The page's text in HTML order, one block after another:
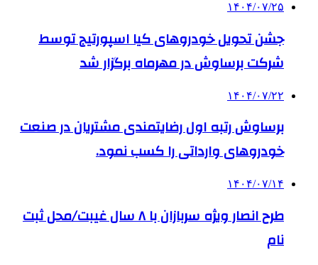
۱۴۰۴/۰۷/۲۵
جشن تحویل خودروهای کیا اسپورتیج توسط
شرکت برساوش در مهرماه برگزار شد
۱۴۰۴/۰۷/۲۲
برساوش رتبه اول رضایتمندی مشتریان در صنعت
خودروهای وارداتی را کسب نمود.
۱۴۰۴/۰۷/۱۴
طرح انصار ویژه سربازان با ۸ سال غیبت/محل ثبت
نام